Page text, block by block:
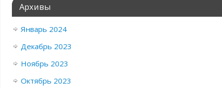
Архивы
Январь 2024
Декабрь 2023
Ноябрь 2023
Октябрь 2023